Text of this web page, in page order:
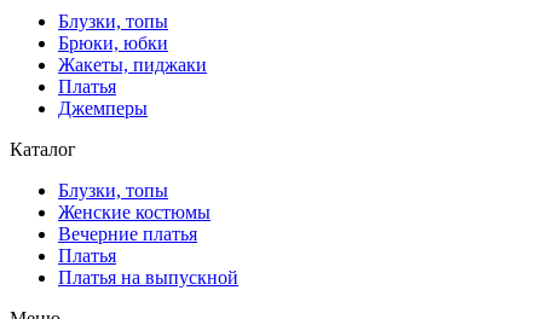
Блузки, топы
Брюки, юбки
Жакеты, пиджаки
Платья
Джемперы
Каталог
Блузки, топы
Женские костюмы
Вечерние платья
Платья
Платья на выпускной